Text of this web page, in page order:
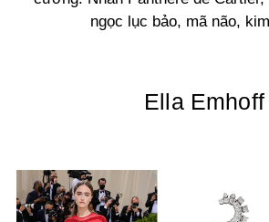
ngọc lục bảo, mã não,
Ella Emhoff